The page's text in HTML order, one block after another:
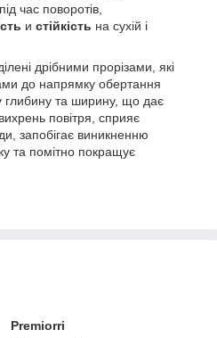
час поворотів,
и стійкість на сухій і
дрібними прорізами, які
до напрямку обертання
та ширину, що дає
повітря, сприяє
запобігає виникненню
та помітно покращує
Premiorri